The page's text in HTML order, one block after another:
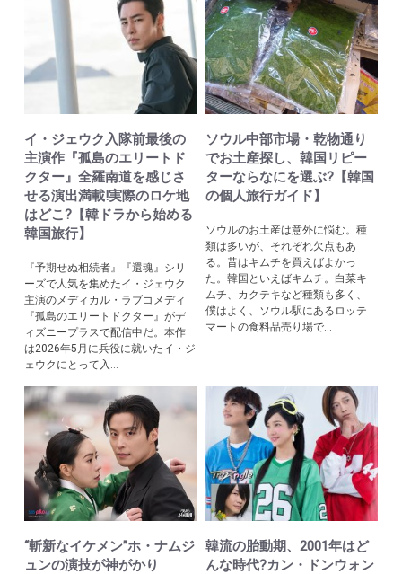
イ・ジェウク入隊前最後の
主演作『孤島のエリートド
クター』全羅南道を感じさ
せる演出満載!実際のロケ地
はどこ?【韓ドラから始める
韓国旅行】
『予期せぬ相続者』『還魂』シリ
ーズで人気を集めたイ・ジェウク
主演のメディカル・ラブコメディ
『孤島のエリートドクター』がデ
ィズニープラスで配信中だ。本作
は2026年5月に兵役に就いたイ・ジ
ェウクにとって入...
ソウル中部市場・乾物通り
でお土産探し、韓国リピー
ターならなにを選ぶ?【韓国
の個人旅行ガイド】
ソウルのお土産は意外に悩む。種
類は多いが、それぞれ欠点もあ
る。昔はキムチを買えばよかっ
た。韓国といえばキムチ。白菜キ
ムチ、カクテキなど種類も多く、
僕はよく、ソウル駅にあるロッテ
マートの食料品売り場で...
“斬新なイケメン”ホ・ナムジ
ュンの演技が神がかり
韓流の胎動期、2001年はど
んな時代?カン・ドンウォン